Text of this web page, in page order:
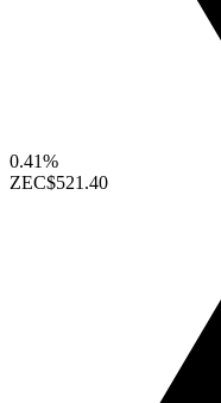
0.41%
ZEC$521.40